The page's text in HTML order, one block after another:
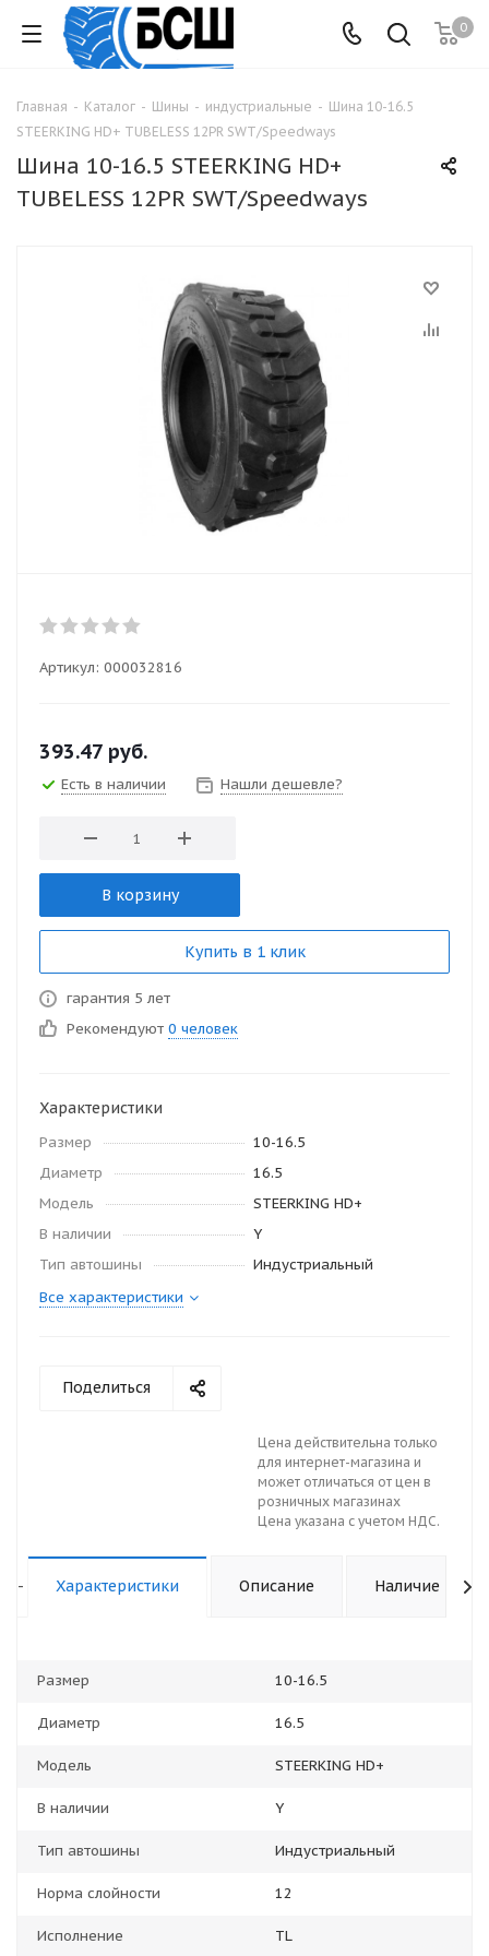
0
Главная - Каталог - Шины - индустриальные - Шина 10-16.5
STEERKING HD+ TUBELESS 12PR SWT/Speedways
Шина 10-16.5 STEERKING HD+
TUBELESS 12PR SWT/Speedways
Артикул: 000032816
393.47 руб.
Есть в наличии Нашли дешевле?
В корзину
Купить в 1 клик
гарантия 5 лет
Рекомендуют 0 человек
Характеристики
Размер
10-16.5
Диаметр
16.5
Модель
STEERKING HD+
В наличии
Y
Тип автошины
Индустриальный
Все характеристики
Поделиться
Цена действительна только
для интернет-магазина и
может отличаться от цен в
розничных магазинах
Цена указана с учетом НДС.
- Характеристики Описание Наличие
Размер 10-16.5
Диаметр 16.5
Модель STEERKING HD+
В наличии Y
Тип автошины Индустриальный
Норма слойности 12
Исполнение TL